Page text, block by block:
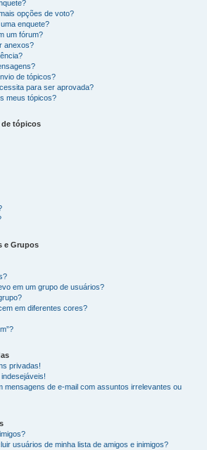
opções de voto?
enquete?
um fórum?
anexos?
de tópicos?
para ser aprovada?
meus tópicos?
de tópicos
e Grupos
em um grupo de usuários?
em diferentes cores?
privadas!
mensagens de e-mail com assuntos irrelevantes ou
usuários de minha lista de amigos e inimigos?